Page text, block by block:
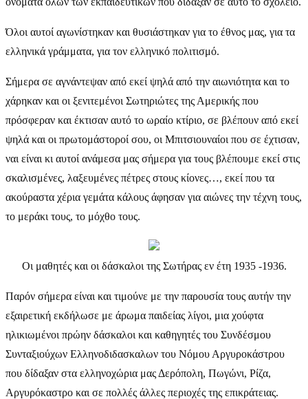
Όλοι αυτοί αγωνίστηκαν και θυσιάστηκαν για το έθνος μας, για τα
ελληνικά γράμματα, για τον ελληνικό πολιτισμό.
Σήμερα σε αγνάντεψαν από εκεί ψηλά από την αιωνιότητα και το
χάρηκαν και οι ξενιτεμένοι Σωτηριώτες της Αμερικής που
πρόσφεραν και έκτισαν αυτό το ωραίο κτίριο, σε βλέπουν από εκεί
ψηλά και οι πρωτομάστοροί σου, οι Μπιτσιουναίοι που σε έχτισαν,
ναι είναι κι αυτοί ανάμεσα μας σήμερα για τους βλέπουμε εκεί στις
σκαλισμένες, λαξευμένες πέτρες στους κίονες…, εκεί που τα
ακούραστα χέρια γεμάτα κάλους άφησαν για αιώνες την τέχνη τους,
το μεράκι τους, το μόχθο τους.
Οι μαθητές και οι δάσκαλοι της Σωτήρας εν έτη 1935 -1936.
Παρόν σήμερα είναι και τιμούνε με την παρουσία τους αυτήν την
εξαιρετική εκδήλωσε με άρωμα παιδείας λίγοι, μια χούφτα
ηλικιωμένοι πρώην δάσκαλοι και καθηγητές του Συνδέσμου
Συνταξιούχων Ελληνοδιδασκαλων του Νόμου Αργυροκάστρου
που δίδαξαν στα ελληνοχώρια μας Δερόπολη, Πωγώνι, Ρίζα,
Αργυρόκαστρο και σε πολλές άλλες περιοχές της επικράτειας.